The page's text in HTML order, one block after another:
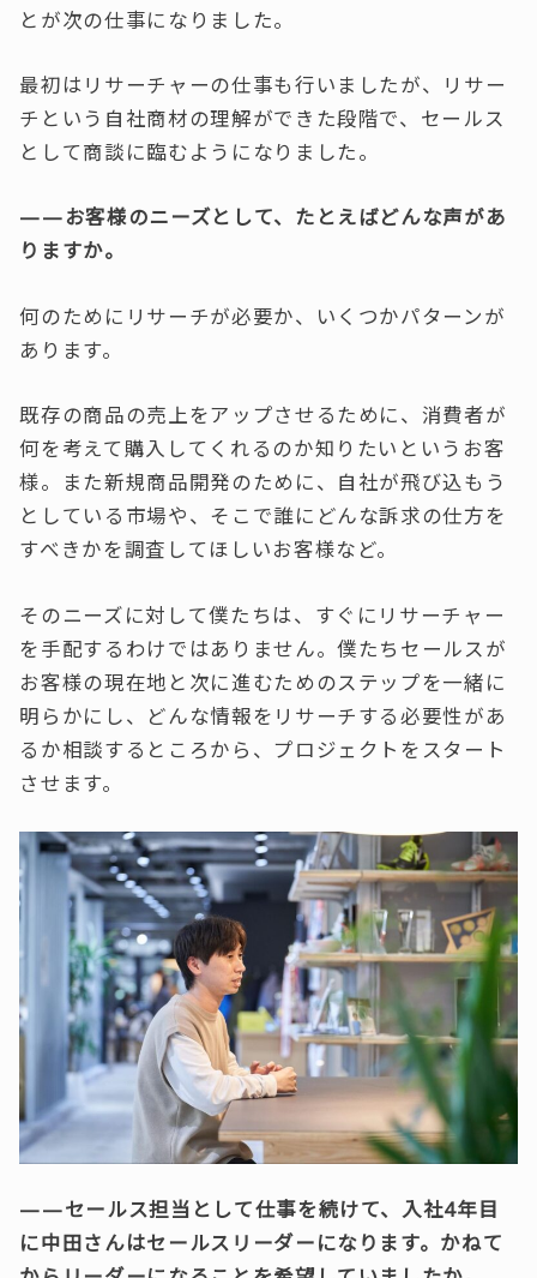
とが次の仕事になりました。
最初はリサーチャーの仕事も行いましたが、リサー
チという自社商材の理解ができた段階で、セールス
として商談に臨むようになりました。
——お客様のニーズとして、たとえばどんな声があ
りますか。
何のためにリサーチが必要か、いくつかパターンが
あります。
既存の商品の売上をアップさせるために、消費者が
何を考えて購入してくれるのか知りたいというお客
様。また新規商品開発のために、自社が飛び込もう
としている市場や、そこで誰にどんな訴求の仕方を
すべきかを調査してほしいお客様など。
そのニーズに対して僕たちは、すぐにリサーチャー
を手配するわけではありません。僕たちセールスが
お客様の現在地と次に進むためのステップを一緒に
明らかにし、どんな情報をリサーチする必要性があ
るか相談するところから、プロジェクトをスタート
させます。
——セールス担当として仕事を続けて、入社4年目
に中田さんはセールスリーダーになります。かねて